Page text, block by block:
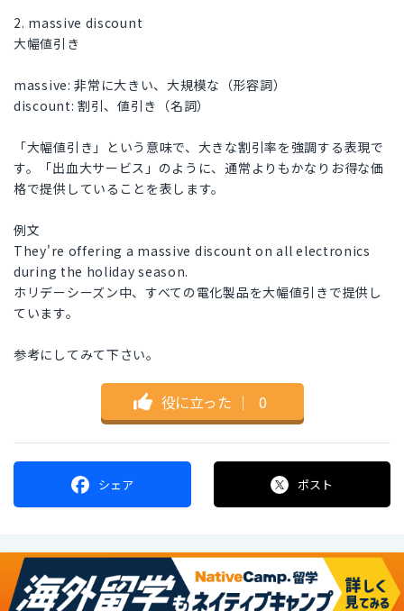
2. massive discount
大幅値引き
massive: 非常に大きい、大規模な（形容詞）
discount: 割引、値引き（名詞）
「大幅値引き」という意味で、大きな割引率を強調する表現で
す。「出血大サービス」のように、通常よりもかなりお得な価
格で提供していることを表します。
例文
They're offering a massive discount on all electronics
during the holiday season.
ホリデーシーズン中、すべての電化製品を大幅値引きで提供し
ています。
参考にしてみて下さい。
役に立った ｜ 0
シェア ポスト